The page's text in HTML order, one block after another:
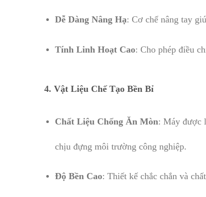
Dễ Dàng Nâng Hạ: Cơ chế nâng tay
Tính Linh Hoạt Cao: Cho phép điều
4. Vật Liệu Chế Tạo Bền Bỉ
Chất Liệu Chống Ăn Mòn: Máy được
chịu đựng môi trường công nghiệp.
Độ Bền Cao: Thiết kế chắc chắn và